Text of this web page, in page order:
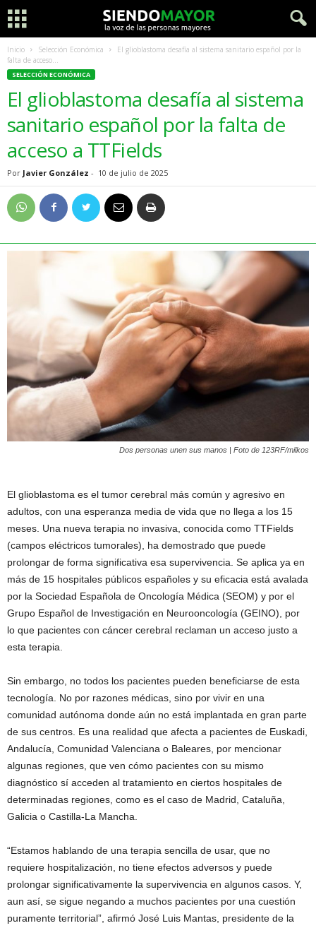
Inicio Selección Económica
El glioblastoma desafía al sistema sanitario español por la
falta de acceso...
SELECCIÓN ECONÓMICA
El glioblastoma desafía al sistema
sanitario español por la falta de
acceso a TTFields
Por Javier González - 10 de julio de 2025
Dos personas unen sus manos | Foto de 123RF/milkos
El glioblastoma es el tumor cerebral más común y agresivo en
adultos, con una esperanza media de vida que no llega a los 15
meses. Una nueva terapia no invasiva, conocida como TTFields
(campos eléctricos tumorales), ha demostrado que puede
prolongar de forma significativa esa supervivencia. Se aplica ya en
más de 15 hospitales públicos españoles y su eficacia está avalada
por la Sociedad Española de Oncología Médica (SEOM) y por el
Grupo Español de Investigación en Neurooncología (GEINO), por
lo que pacientes con cáncer cerebral reclaman un acceso justo a
esta terapia.
Sin embargo, no todos los pacientes pueden beneficiarse de esta
tecnología. No por razones médicas, sino por vivir en una
comunidad autónoma donde aún no está implantada en gran parte
de sus centros. Es una realidad que afecta a pacientes de Euskadi,
Andalucía, Comunidad Valenciana o Baleares, por mencionar
algunas regiones, que ven cómo pacientes con su mismo
diagnóstico sí acceden al tratamiento en ciertos hospitales de
determinadas regiones, como es el caso de Madrid, Cataluña,
Galicia o Castilla-La Mancha.
“Estamos hablando de una terapia sencilla de usar, que no
requiere hospitalización, no tiene efectos adversos y puede
prolongar significativamente la supervivencia en algunos casos. Y,
aun así, se sigue negando a muchos pacientes por una cuestión
puramente territorial”, afirmó José Luis Mantas, presidente de la